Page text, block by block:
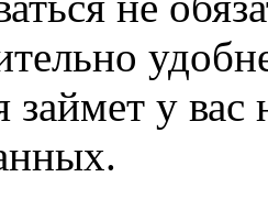
займет у